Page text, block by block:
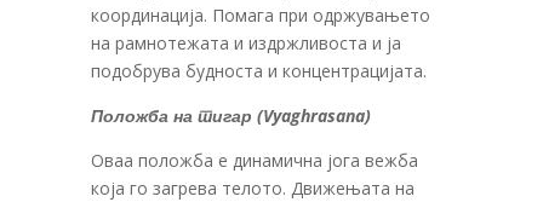
координација. Помага при одржувањето
на рамнотежата и издржливоста и ја
подобрува будноста и концентрацијата.
Положба на тигар (Vyaghrasana)
Оваа положба е динамична јога вежба
која го загрева телото. Движењата на